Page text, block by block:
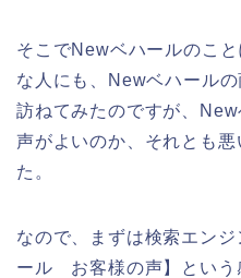
そこでNewベハールのこ
な人にも、Newベハール
訪ねてみたのですが、
声がよいのか、それとも
た。
なので、まずは検索エン
ール お客様の声】という